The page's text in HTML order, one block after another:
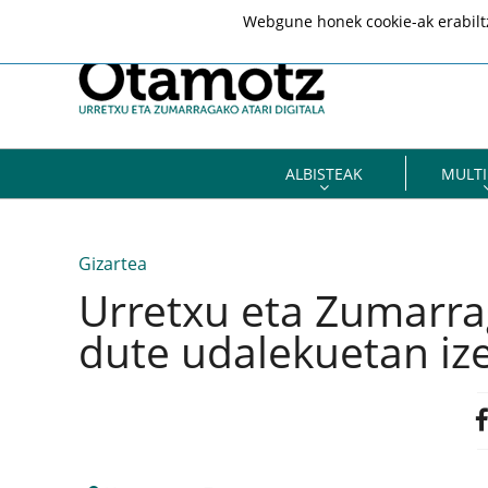
ALBISTEAK
Gizartea
Urretxu eta
dute udalekuetan
Webgune honek cookie-ak